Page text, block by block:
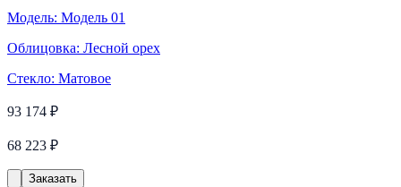
Модель: Модель 01
Облицовка: Лесной орех
Стекло: Матовое
93 174 ₽
68 223 ₽
Заказать